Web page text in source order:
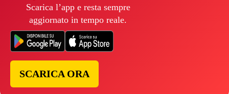
Scarica l’app e resta sempre
aggiornato in tempo reale.
SCARICA ORA